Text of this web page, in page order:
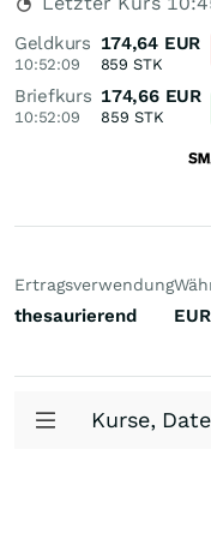
Geldkurs
10:52:09
174,64 EUR
859 STK
Briefkurs
10:52:09
174,66 EUR
859 STK
Ertragsverwendung
thesaurierend EUR
Kurse,